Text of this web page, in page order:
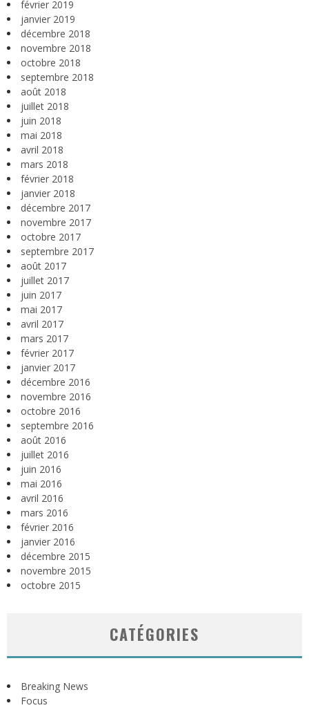
février 2019
janvier 2019
décembre 2018
novembre 2018
octobre 2018
septembre 2018
août 2018
juillet 2018
juin 2018
mai 2018
avril 2018
mars 2018
février 2018
janvier 2018
décembre 2017
novembre 2017
octobre 2017
septembre 2017
août 2017
juillet 2017
juin 2017
mai 2017
avril 2017
mars 2017
février 2017
janvier 2017
décembre 2016
novembre 2016
octobre 2016
septembre 2016
août 2016
juillet 2016
juin 2016
mai 2016
avril 2016
mars 2016
février 2016
janvier 2016
décembre 2015
novembre 2015
octobre 2015
CATÉGORIES
Breaking News
Focus